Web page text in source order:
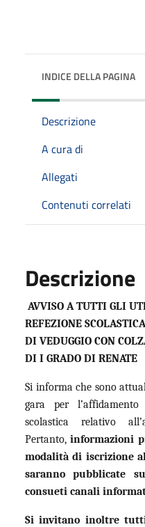
INDICE DELLA PAGINA
Descrizione
A cura di
Allegati
Contenuti correlati
Descrizione
AVVISO A TUTTI GLI
REFEZIONE SCOLASTICA
DI VEDUGGIO CON
DI I GRADO DI RENATE
Si informa che sono
gara per
scolastica relativo
Pertanto,informazioni
modalità di iscrizione
saranno pubblicate
consueti canali
Si invitano inoltre